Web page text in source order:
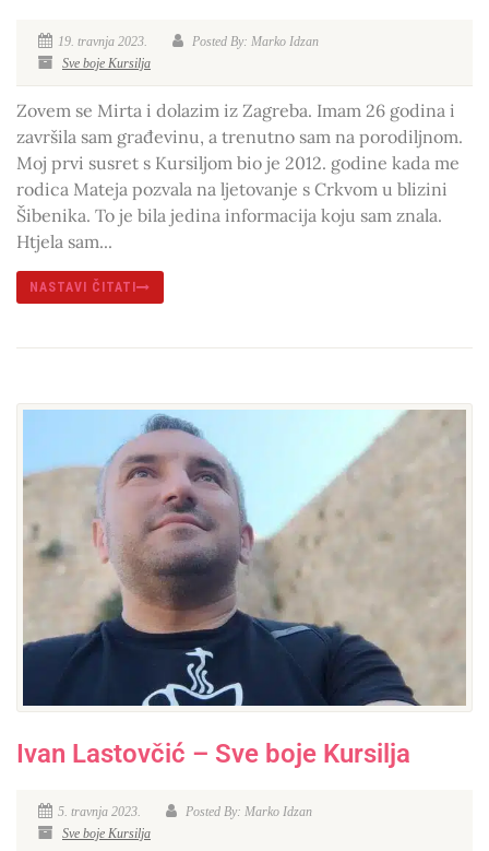
19. travnja 2023.
Posted By: Marko Idzan
Sve boje Kursilja
Zovem se Mirta i dolazim iz Zagreba. Imam 26 godina i
završila sam građevinu, a trenutno sam na porodiljnom.
Moj prvi susret s Kursiljom bio je 2012. godine kada me
rodica Mateja pozvala na ljetovanje s Crkvom u blizini
Šibenika. To je bila jedina informacija koju sam znala.
Htjela sam...
NASTAVI ČITATI
Ivan Lastovčić – Sve boje Kursilja
5. travnja 2023.
Posted By: Marko Idzan
Sve boje Kursilja